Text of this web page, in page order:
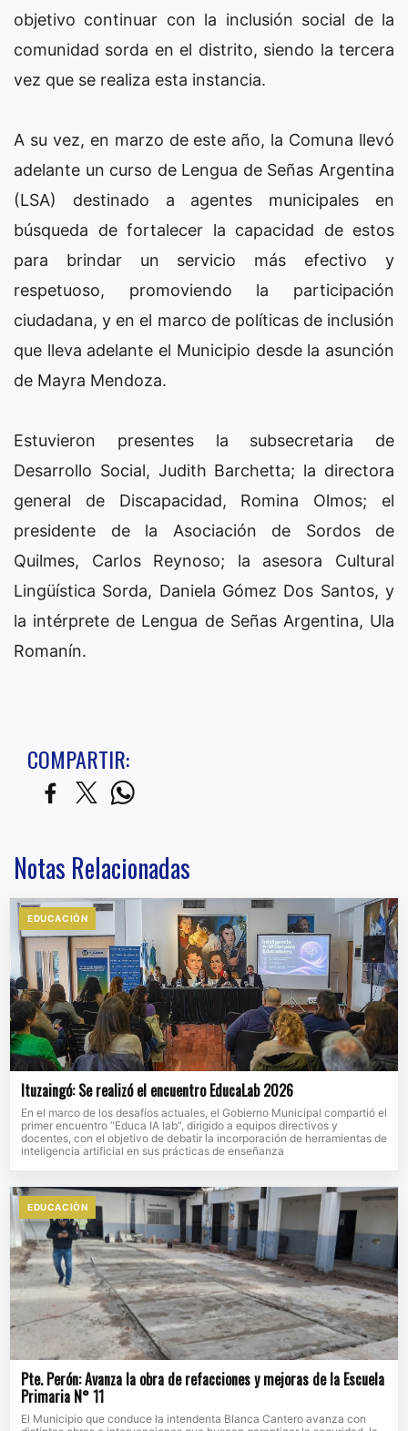
objetivo continuar con la inclusión social de la
comunidad sorda en el distrito, siendo la tercera
vez que se realiza esta instancia.
A su vez, en marzo de este año, la Comuna llevó
adelante un curso de Lengua de Señas Argentina
(LSA) destinado a agentes municipales en
búsqueda de fortalecer la capacidad de estos
para brindar un servicio más efectivo y
respetuoso, promoviendo la participación
ciudadana, y en el marco de políticas de inclusión
que lleva adelante el Municipio desde la asunción
de Mayra Mendoza.
Estuvieron presentes la subsecretaria de
Desarrollo Social, Judith Barchetta; la directora
general de Discapacidad, Romina Olmos; el
presidente de la Asociación de Sordos de
Quilmes, Carlos Reynoso; la asesora Cultural
Lingüística Sorda, Daniela Gómez Dos Santos, y
la intérprete de Lengua de Señas Argentina, Ula
Romanín.
COMPARTIR:
Notas Relacionadas
EDUCACIÒN
Ituzaingó: Se realizó el encuentro EducaLab 2026
En el marco de los desafíos actuales, el Gobierno Municipal compartió el
primer encuentro “Educa IA lab”, dirigido a equipos directivos y
docentes, con el objetivo de debatir la incorporación de herramientas de
inteligencia artificial en sus prácticas de enseñanza
EDUCACIÒN
Pte. Perón: Avanza la obra de refacciones y mejoras de la Escuela
Primaria N° 11
El Municipio que conduce la intendenta Blanca Cantero avanza con